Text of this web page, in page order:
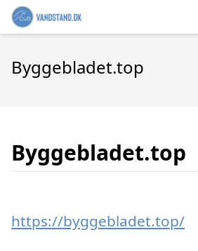
Byggebladet.top
Byggebladet.top
https://byggebladet.top/